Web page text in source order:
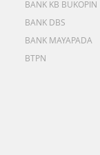
BANK KB BUKOPIN
BANK DBS
BANK MAYAPADA
BTPN